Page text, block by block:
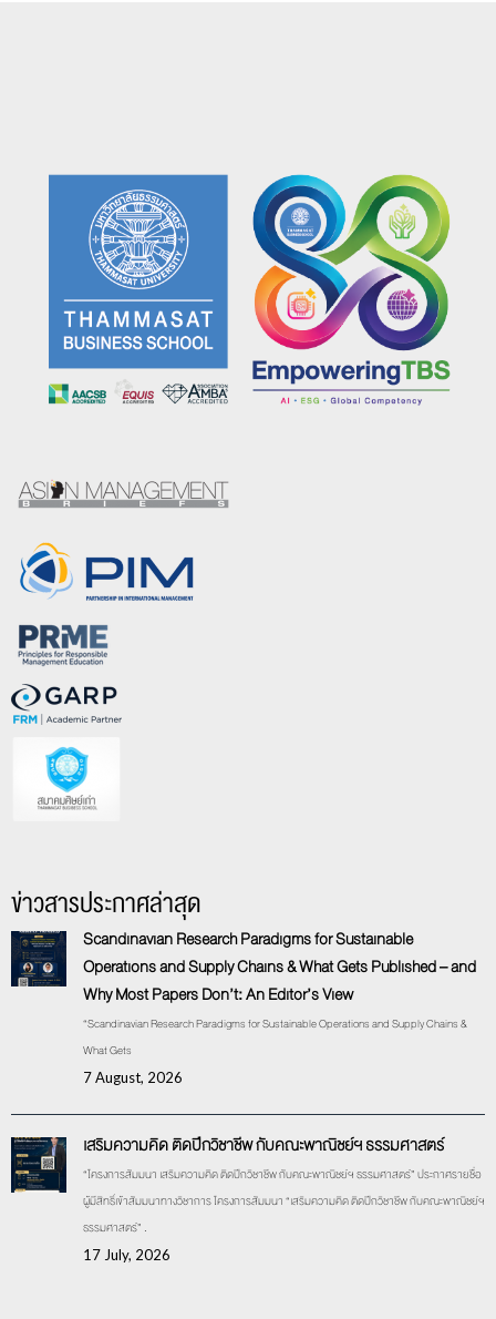
ข่าวสารประกาศล่าสุด
Scandinavian Research Paradigms for Sustainable
Operations and Supply Chains & What Gets Published – and
Why Most Papers Don’t: An Editor’s View
“Scandinavian Research Paradigms for Sustainable Operations and Supply Chains &
What Gets
7 August, 2026
เสริมความคิด ติดปีกวิชาชีพ กับคณะพาณิชย์ฯ ธรรมศาสตร์
“โครงการสัมมนา เสริมความคิด ติดปีกวิชาชีพ กับคณะพาณิชย์ฯ ธรรมศาสตร์” ประกาศรายชื่อ
ผู้มีสิทธิ์เข้าสัมมนาทางวิชาการ โครงการสัมมนา “เสริมความคิด ติดปีกวิชาชีพ กับคณะพาณิชย์ฯ
ธรรมศาสตร์” .
17 July, 2026